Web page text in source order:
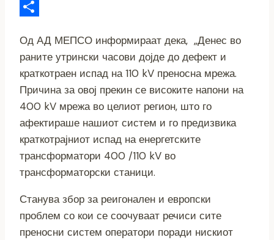
Link
Email
Од АД МЕПСО информираат дека, „Денес во
раните утрински часови дојде до дефект и
краткотраен испад на 110 kV преносна мрежа.
Причина за овој прекин се високите напони на
400 kV мрежа во целиот регион, што го
афектираше нашиот систем и го предизвика
краткотрајниот испад на енергетските
трансформатори 400 /110 kV во
трансформаторски станици.
Станува збор за реигонален и европски
проблем со кои се соочуваат речиси сите
преносни систем оператори поради нискиот